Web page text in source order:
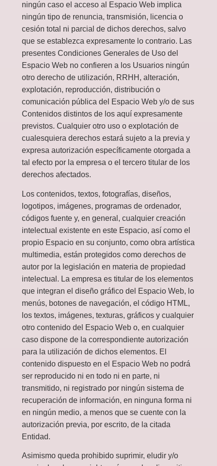
ningún caso el acceso al Espacio Web implica
ningún tipo de renuncia, transmisión, licencia o
cesión total ni parcial de dichos derechos, salvo
que se establezca expresamente lo contrario. Las
presentes Condiciones Generales de Uso del
Espacio Web no confieren a los Usuarios ningún
otro derecho de utilización, RRHH, alteración,
explotación, reproducción, distribución o
comunicación pública del Espacio Web y/o de sus
Contenidos distintos de los aquí expresamente
previstos. Cualquier otro uso o explotación de
cualesquiera derechos estará sujeto a la previa y
expresa autorización específicamente otorgada a
tal efecto por la empresa o el tercero titular de los
derechos afectados.
Los contenidos, textos, fotografías, diseños,
logotipos, imágenes, programas de ordenador,
códigos fuente y, en general, cualquier creación
intelectual existente en este Espacio, así como el
propio Espacio en su conjunto, como obra artística
multimedia, están protegidos como derechos de
autor por la legislación en materia de propiedad
intelectual. La empresa es titular de los elementos
que integran el diseño gráfico del Espacio Web, lo
menús, botones de navegación, el código HTML,
los textos, imágenes, texturas, gráficos y cualquier
otro contenido del Espacio Web o, en cualquier
caso dispone de la correspondiente autorización
para la utilización de dichos elementos. El
contenido dispuesto en el Espacio Web no podrá
ser reproducido ni en todo ni en parte, ni
transmitido, ni registrado por ningún sistema de
recuperación de información, en ninguna forma ni
en ningún medio, a menos que se cuente con la
autorización previa, por escrito, de la citada
Entidad.
Asimismo queda prohibido suprimir, eludir y/o